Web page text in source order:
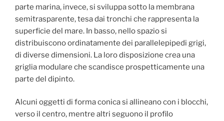
parte marina, invece, si sviluppa sotto la membrana
semitrasparente, tesa dai tronchi che rappresenta la
superficie del mare. In basso, nello spazio si
distribuiscono ordinatamente dei parallelepipedi grigi,
di diverse dimensioni. La loro disposizione crea una
griglia modulare che scandisce prospetticamente una
parte del dipinto.
Alcuni oggetti di forma conica si allineano con i blocchi,
verso il centro, mentre altri seguono il profilo